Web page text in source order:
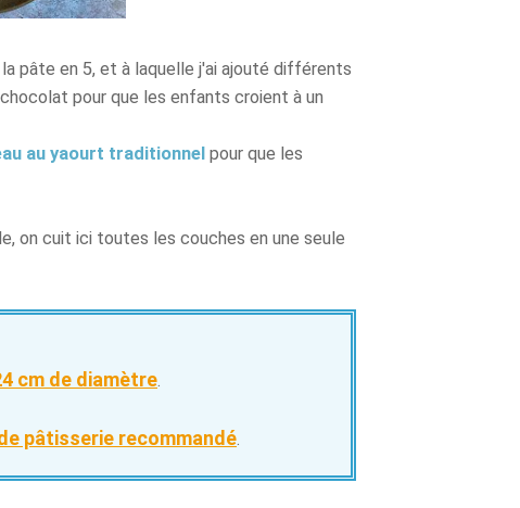
pâte en 5, et à laquelle j'ai ajouté différents
pour que les enfants croient à un
au yaourt traditionnel pour que les
on cuit ici toutes les couches en une seule
cm de diamètre.
pâtisserie recommandé.